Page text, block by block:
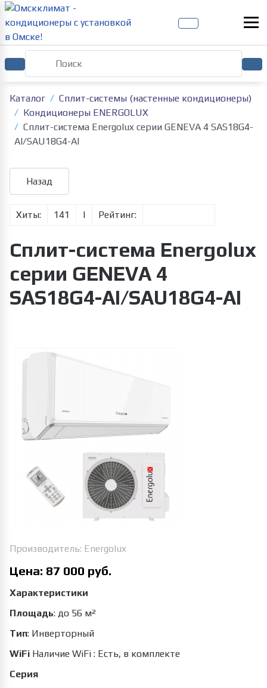
Каталог
Сплит-системы (настенные кондиционеры)
Кондиционеры ENERGOLUX
Сплит-система Energolux серии GENEVA 4 SAS18G4-
AI/SAU18G4-AI
Хиты: 141 | Рейтинг:
Сплит-система Energolux
серии GENEVA 4
SAS18G4-AI/SAU18G4-AI
Производитель: Energolux
Цена: 87 000 руб.
Характеристики
Площадь: до 56 м²
Тип: Инверторный
WiFi Наличие WiFi : Есть, в комплекте
Серия